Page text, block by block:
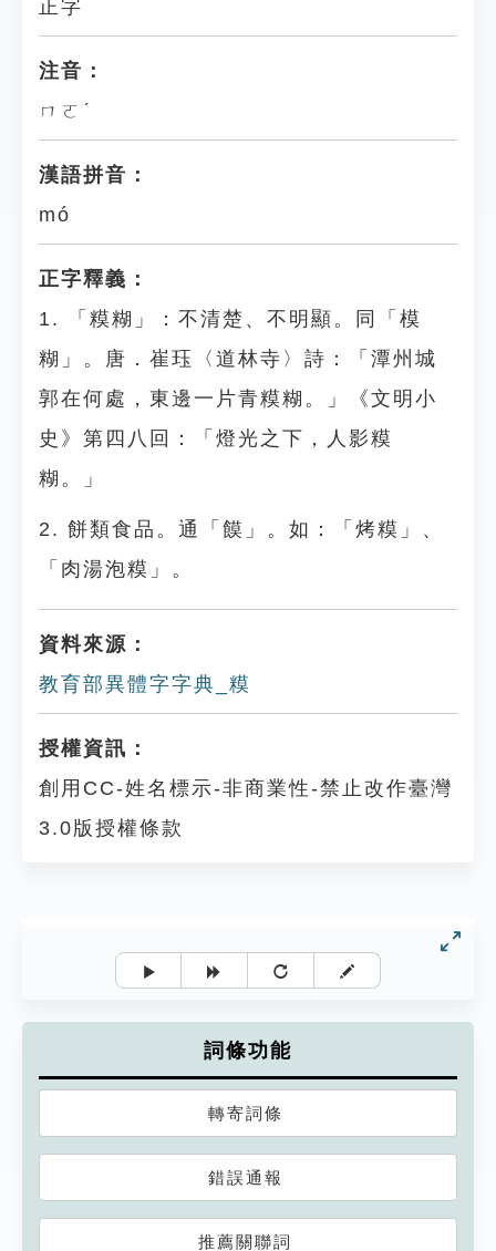
正字
注音：
ㄇㄛˊ
漢語拼音：
mó
正字釋義：
1. 「糢糊」：不清楚、不明顯。同「模
糊」。唐．崔珏〈道林寺〉詩：「潭州城
郭在何處，東邊一片青糢糊。」《文明小
史》第四八回：「燈光之下，人影糢
糊。」
2. 餅類食品。通「饃」。如：「烤糢」、
「肉湯泡糢」。
資料來源：
教育部異體字字典_糢
授權資訊：
創用CC-姓名標示-非商業性-禁止改作臺灣
3.0版授權條款
詞條功能
轉寄詞條
錯誤通報
推薦關聯詞